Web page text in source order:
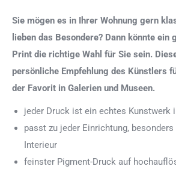
Sie mögen es in Ihrer Wohnung gern
lieben das Besondere? Dann könnte ein
Print die richtige Wahl für Sie sein.
persönliche Empfehlung des Künstlers
der Favorit in Galerien und Museen.
jeder Druck ist ein echtes Kunstwerk
passt zu jeder Einrichtung,
Interieur
feinster Pigment-Druck auf